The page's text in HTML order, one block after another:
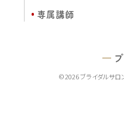
専属講師
© 2026 ブライダルサロ